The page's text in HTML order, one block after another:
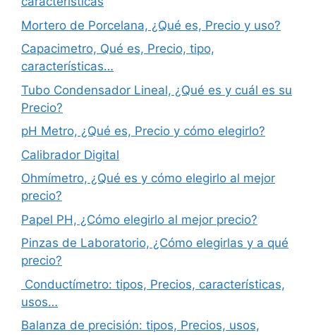
Mortero de Porcelana, ¿Qué es, Precio y uso?
Capacimetro, Qué es, Precio, tipo,
características…
Tubo Condensador Lineal, ¿Qué es y cuál es su
Precio?
pH Metro, ¿Qué es, Precio y cómo elegirlo?
Calibrador Digital
Ohmímetro, ¿Qué es y cómo elegirlo al mejor
precio?
Papel PH, ¿Cómo elegirlo al mejor precio?
Pinzas de Laboratorio, ¿Cómo elegirlas y a qué
precio?
Conductímetro: tipos, Precios, características,
usos…
Balanza de precisión: tipos, Precios, usos,